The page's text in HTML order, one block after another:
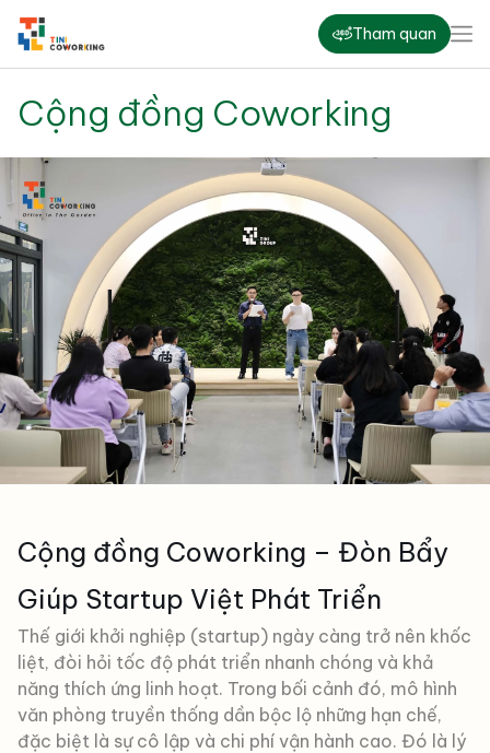
Tham quan
Cộng đồng Coworking
Cộng đồng Coworking – Đòn Bẩy
Giúp Startup Việt Phát Triển
Thế giới khởi nghiệp (startup) ngày càng trở nên khốc
liệt, đòi hỏi tốc độ phát triển nhanh chóng và khả
năng thích ứng linh hoạt. Trong bối cảnh đó, mô hình
văn phòng truyền thống dần bộc lộ những hạn chế,
đặc biệt là sự cô lập và chi phí vận hành cao. Đó là lý